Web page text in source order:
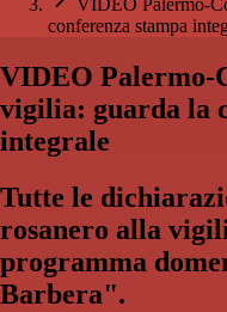
VIDEO Palermo-
conferenza stampa
VIDEO Palermo-
vigilia: guarda la
integrale
Tutte le
rosanero alla
programma
Barbera".